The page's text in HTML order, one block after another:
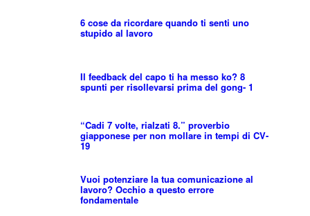
6 cose da ricordare quando ti senti uno
stupido al lavoro
Il feedback del capo ti ha messo ko? 8
spunti per risollevarsi prima del gong- 1
“Cadi 7 volte, rialzati 8.” proverbio
giapponese per non mollare in tempi di CV-
19
Vuoi potenziare la tua comunicazione al
lavoro? Occhio a questo errore
fondamentale